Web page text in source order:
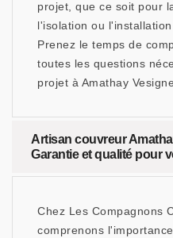
projet, que ce soit pour
l'isolation ou
Prenez le temps de
toutes les questions
projet à Amathay
Artisan couvreur
Garantie et qualité pour
Chez Les Compagnons
comprenons